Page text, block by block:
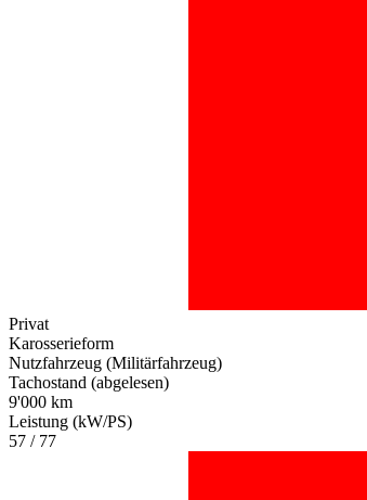
Privat
Karosserieform
Nutzfahrzeug (Militärfahrzeug)
Tachostand (abgelesen)
9'000 km
Leistung (kW/PS)
57 / 77